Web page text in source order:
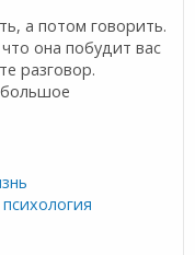
а потом говорить.
она побудит вас
разговор.